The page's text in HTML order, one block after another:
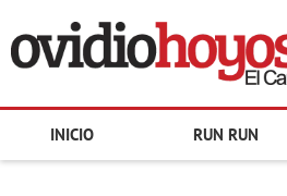
INICIO RUN RUN